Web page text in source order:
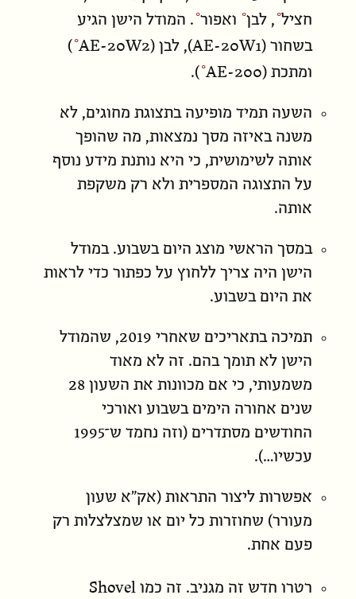
חציל , לבן ואפור . המודל הישן הגיע
בשחור (AE-20W1), לבן (AE-20W2
)
ומתכת (AE-200
).
השעה תמיד מופיעה בתצוגת מחוגים, לא
משנה באיזה מסך נמצאות, מה שהופך
אותה לשימושית, כי היא נותנת מידע נוסף
על התצוגה המספרית ולא רק משקפת
אותה.
במסך הראשי מוצג היום בשבוע. במודל
הישן היה צריך ללחוץ על כפתור כדי לראות
את היום בשבוע.
תמיכה בתאריכים שאחרי 2019, שהמודל
הישן לא תומך בהם. זה לא מאוד
משמעותי, כי אם מכוונות
את השעון 28
שנים אחורה הימים בשבוע ואורכי
החודשים מסתדרים (וזה נחמד ש־1995
עכשיו…).
אפשרות ליצור התראות (אק״א שעון
מעורר) שחוזרות כל יום או שמצלצלות רק
פעם אחת.
רטרו חדש זה מגניב. זה כמו Shovel